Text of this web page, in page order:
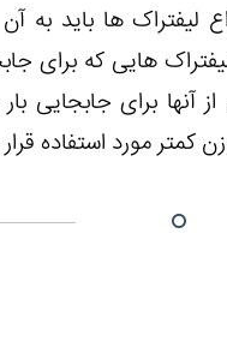
لیفتراک ها باید
هایی که برای
آنها برای جابجایی
کمتر مورد استفاده